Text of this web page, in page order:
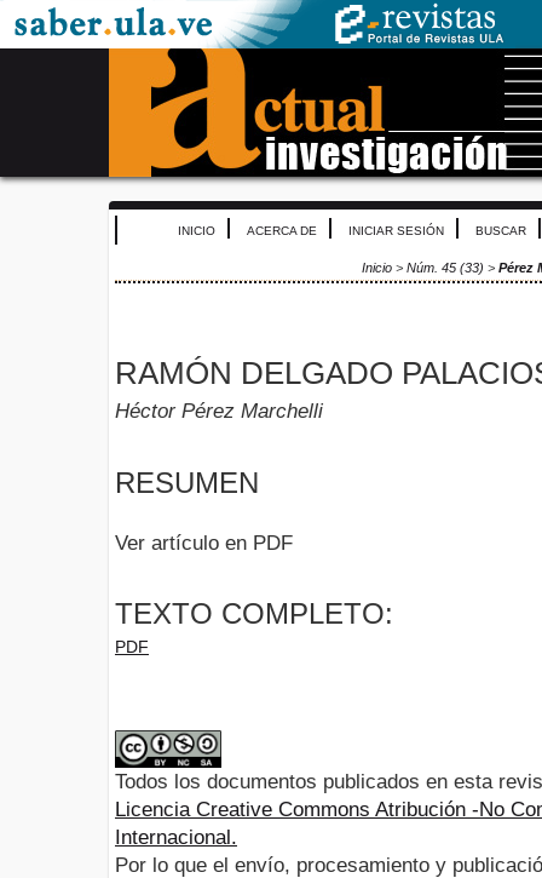
INICIO ACERCA DE INICIAR SESIÓN BUSCAR
Inicio > Núm. 45 (33) > Pérez
RAMÓN DELGADO
Héctor Pérez Marchelli
RESUMEN
Ver artículo en PDF
TEXTO COMPLETO:
PDF
Todos los documentos publicados en esta
Licencia Creative Commons Atribución -No
Internacional.
Por lo que el envío, procesamiento y